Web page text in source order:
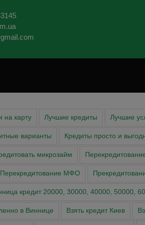
на карту Лучшие кредиты Лучшие
варианты Кредиты просто и
микрозайм
Перекредитование МФО
кредит 20000, 30000, 40000, 50000,
в Виннице Взять кредит Киев